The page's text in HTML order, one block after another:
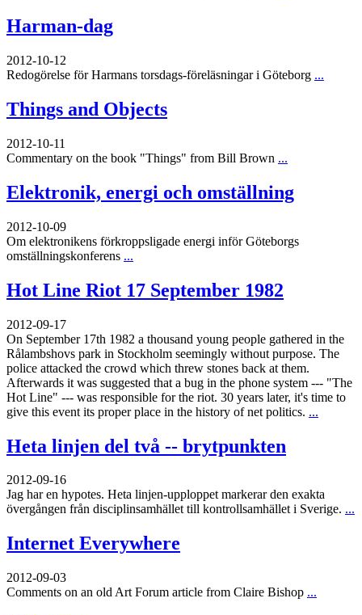
Harman-dag
2012-10-12
Redogörelse för Harmans torsdags-föreläsningar i Göteborg ...
Things and Objects
2012-10-11
Commentary on the book "Things" from Bill Brown ...
Elektronik, energi och omställning
2012-10-09
Om elektronikens förkroppsligade energi inför Göteborgs
omställningskonferens ...
Hot Line Riot 17 September 1982
2012-09-17
On September 17th 1982 a thousand young people gathered in the
Rålambshovs park in Stockholm seemingly without purpose. The
police attacked the crowd which threw stones back at them.
Afterwards it was suggested that a bug in the phone system --- "The
Hot Line" --- was responsible for the riot. 30 years later, it's time to
give this event its proper place in the history of net politics. ...
Heta linjen del två -- brytpunkten
2012-09-16
Jag har en hypotes. Heta linjen-upploppet markerar den exakta
övergången från disciplinsamhället till kontrollsamhället i Sverige. ...
Internet Everywhere
2012-09-03
Comments on an old Art Forum article from Claire Bishop ...